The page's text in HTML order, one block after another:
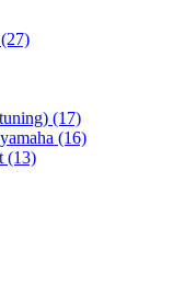
(27)
(17)
(16)
(13)